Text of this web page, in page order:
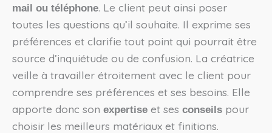
mail ou téléphone. Le client peut ainsi poser
toutes les questions qu’il souhaite. Il exprime ses
préférences et clarifie tout point qui pourrait être
source d’inquiétude ou de confusion. La créatrice
veille à travailler étroitement avec le client pour
comprendre ses préférences et ses besoins. Elle
apporte donc son expertise et ses conseils pour
choisir les meilleurs matériaux et finitions.